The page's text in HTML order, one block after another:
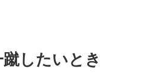
したいとき